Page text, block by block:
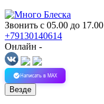
Звонить с 05.00 до 17.00
+79130140614
Онлайн -
Написать в MAX
Везде